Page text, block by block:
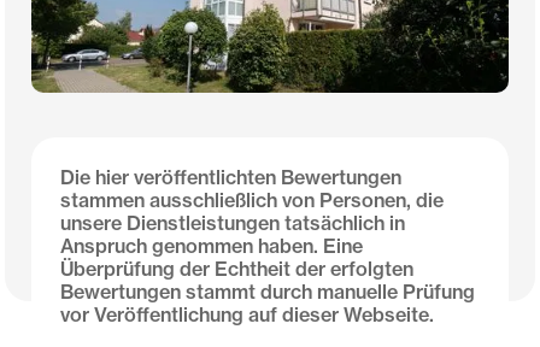
Die hier veröffentlichten Bewertungen
stammen ausschließlich von Personen, die
unsere Dienstleistungen tatsächlich in
Anspruch genommen haben. Eine
Überprüfung der Echtheit der erfolgten
Bewertungen stammt durch manuelle Prüfung
vor Veröffentlichung auf dieser Webseite.
Hinweis zur Echtheit von Bewertungen